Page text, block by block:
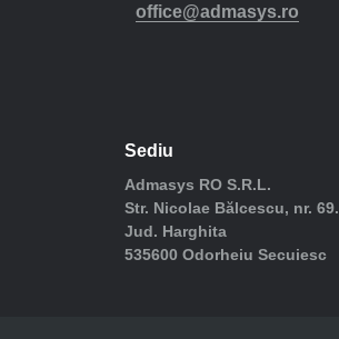
office@admasys.ro
Sediu
Admasys RO S.R.L.
Str. Nicolae Bălcescu, nr. 69.
Jud. Harghita
535600 Odorheiu Secuiesc